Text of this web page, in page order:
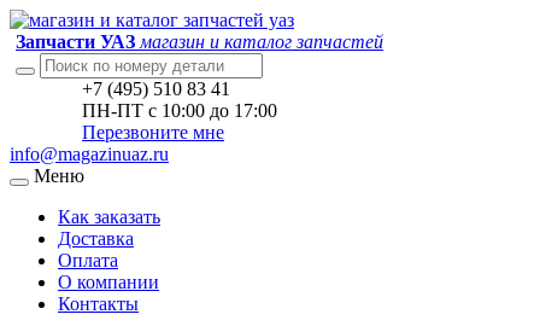
Запчасти УАЗ магазин и каталог запчастей
+7 (495) 510 83 41
ПН-ПТ с 10:00 до 17:00
Перезвоните мне
info@magazinuaz.ru
Меню
Как заказать
Доставка
Оплата
О компании
Контакты